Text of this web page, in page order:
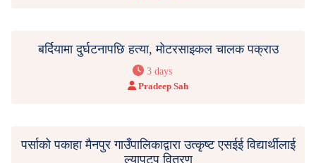
बर्दियामा दुर्घटनापछि हत्या, मोटरसाइकल चालक पक्राउ
3 days
Pradeep Sah
पर्साको पकाहा मैनपुर गाउँपालिकाद्वारा उत्कृष्ट एसईई विद्यार्थीलाई
ल्यापटप वितरण